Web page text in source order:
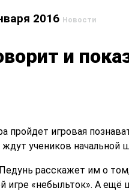
2016 Новости
и
игровая
учеников начальной
расскажет им о
игре «небыльток». А ещё